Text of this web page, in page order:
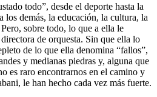
todo”, desde el deporte hasta la
los demás, la educación, la cultura, la
sobre todo, lo que a ella le
de orquesta. Sin que ella lo
de lo que ella denomina “fallos”,
y medianas piedras y, alguna que
es raro encontrarnos en el camino y
le han hecho cada vez más fuerte.